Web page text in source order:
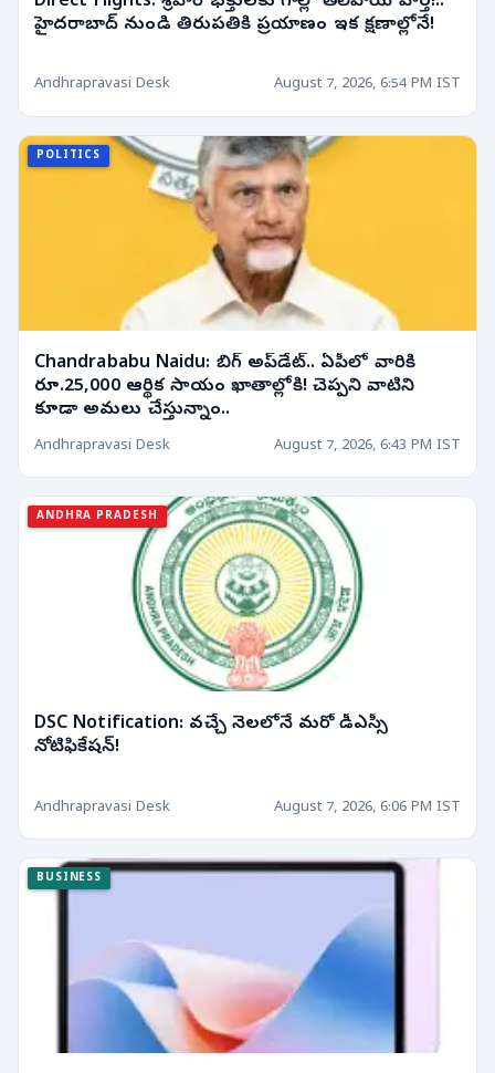
హైదరాబాద్ నుండి తిరుపతికి ప్రయాణం ఇక క్షణాల్లోనే!
Andhrapravasi Desk August 7, 2026, 6:54 PM IST
POLITICS
Chandrababu Naidu: బిగ్ అప్‌డేట్.. ఏపీలో వారికి
రూ.25,000 ఆర్థిక సాయం ఖాతాల్లోకి! చెప్పని వాటిని
కూడా అమలు చేస్తున్నాం..
Andhrapravasi Desk August 7, 2026, 6:43 PM IST
ANDHRA PRADESH
DSC Notification: వచ్చే నెలలోనే మరో డీఎస్సీ
నోటిఫికేషన్!
Andhrapravasi Desk August 7, 2026, 6:06 PM IST
BUSINESS